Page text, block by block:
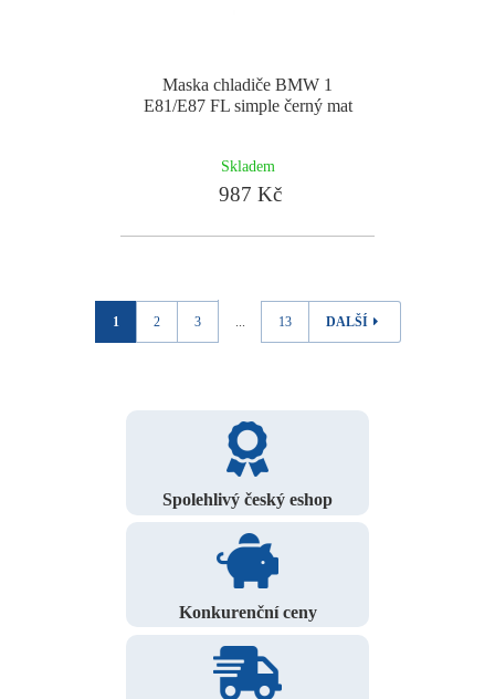
Maska chladiče BMW 1
E81/E87 FL simple černý mat
Skladem
987 Kč
1 2 3 ... 13 DALŠÍ
Spolehlivý český eshop
Konkurenční ceny